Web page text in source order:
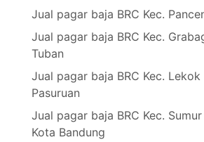
Jual pagar baja BRC Kec.
Jual pagar baja BRC Kec.
Tuban
Jual pagar baja BRC Kec. Lekok
Pasuruan
Jual pagar baja BRC Kec.
Kota Bandung